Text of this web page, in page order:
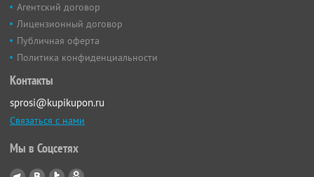
Агентский договор
Лицензионный договор
Публичная оферта
Политика конфиденциальности
Контакты
sprosi@kupikupon.ru
Связаться с нами
Мы в Соцсетях